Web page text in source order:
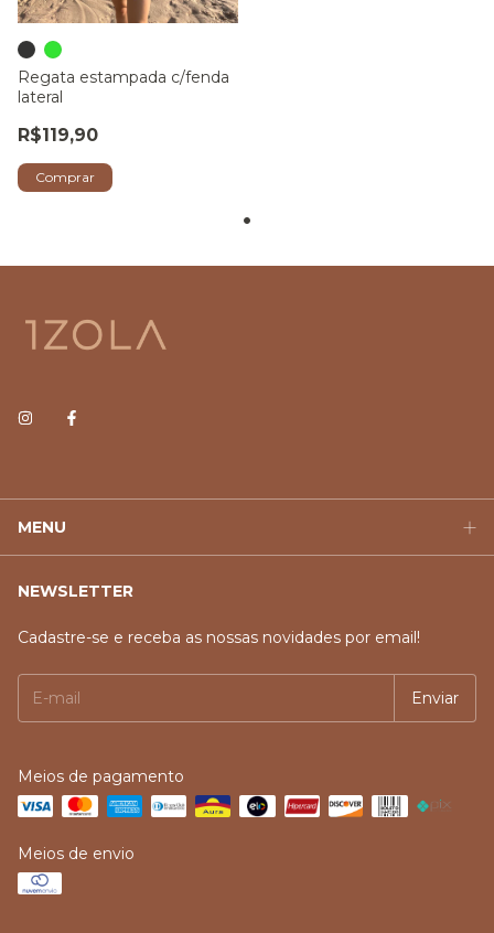
Regata estampada c/fenda
lateral
R$119,90
Comprar
MENU
NEWSLETTER
Cadastre-se e receba as nossas novidades por email!
Meios de pagamento
Meios de envio